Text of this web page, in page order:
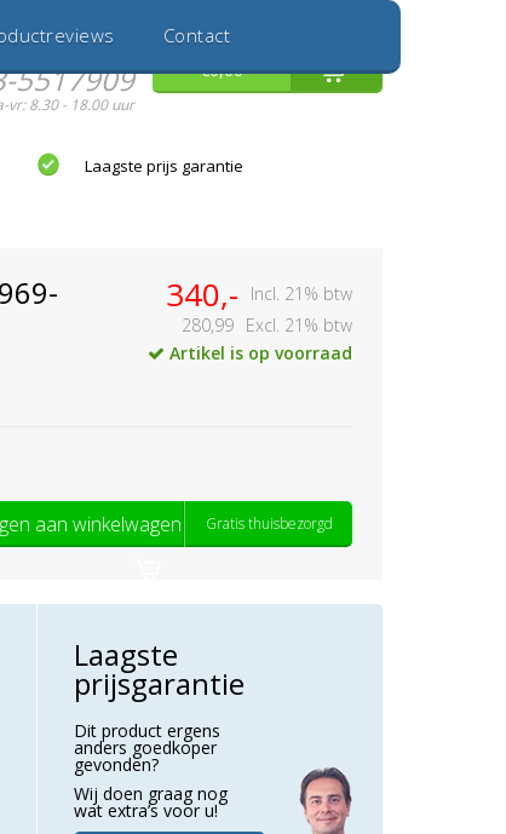
Inloggen
nodig?
5517909
vr: 8.30 - 18.00 uur
€0,00
Contact
Laagste prijs garantie
340,-
Incl. 21% btw
280,99 Excl. 21% btw
Artikel is op voorraad
aan winkelwagen Gratis thuisbezorgd
Laagste
prijsgarantie
Dit product ergens
anders goedkoper
gevonden?
Wij doen graag nog
wat extra’s voor u!